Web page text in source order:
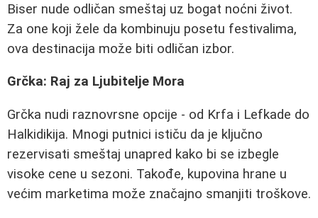
Biser nude odličan smeštaj uz bogat noćni život.
Za one koji žele da kombinuju posetu festivalima,
ova destinacija može biti odličan izbor.
Grčka: Raj za Ljubitelje Mora
Grčka nudi raznovrsne opcije - od Krfa i Lefkade do
Halkidikija. Mnogi putnici ističu da je ključno
rezervisati smeštaj unapred kako bi se izbegle
visoke cene u sezoni. Takođe, kupovina hrane u
većim marketima može značajno smanjiti troškove.